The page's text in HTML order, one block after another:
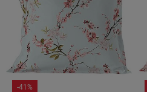
-41%